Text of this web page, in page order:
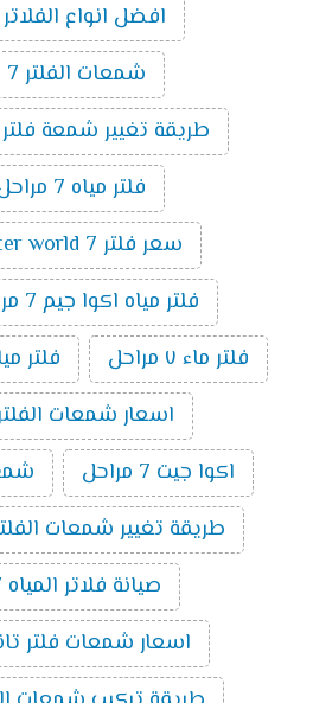
افضل انواع الفلاتر ٧ مراحل
شمعات الفلتر 7 مراحل
طريقة تغيير شمعة فلتر مياه
فلتر مياه 7 مراحل تانك
سعر فلتر water world 7 مراحل
فلتر مياه اكوا جيم 7 مراحل امريكي
فلتر ماء ٧ مراحل
فلتر مياه 7 مراحل
اسعار شمعات الفلتر 7
اكوا جيت 7 مراحل
شمع
طريقة تغيير شمعات الفلتر 7 مراحل
صيانة فلاتر المياه 7 مراحل
اسعار شمعات فلتر تانك 7